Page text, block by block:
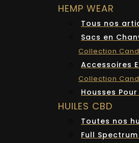
HEMP WEAR
Tous nos
Sacs en
Collection
Accessoires
Collection
Housses
HUILES CBD
Toutes nos
Full Spectrum